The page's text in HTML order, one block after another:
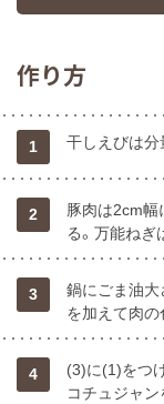
作り方
1 干しえびは分
2
豚肉は2cm幅
る。万能ねぎ
3
鍋にごま油大
を加えて肉の
4
(3)に(1)をつ
コチュジャン